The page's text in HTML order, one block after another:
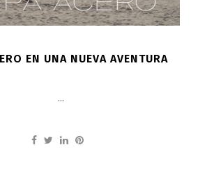
EN UNA NUEVA AVENTURA
...